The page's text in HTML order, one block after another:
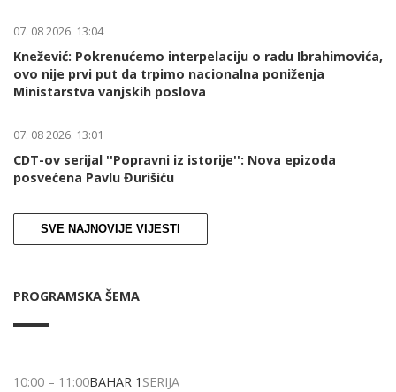
07. 08 2026. 13:04
Knežević: Pokrenućemo interpelaciju o radu Ibrahimovića,
ovo nije prvi put da trpimo nacionalna poniženja
Ministarstva vanjskih poslova
07. 08 2026. 13:01
CDT-ov serijal ''Popravni iz istorije'': Nova epizoda
posvećena Pavlu Đurišiću
SVE NAJNOVIJE VIJESTI
PROGRAMSKA ŠEMA
10:00 – 11:00BAHAR 1 SERIJA